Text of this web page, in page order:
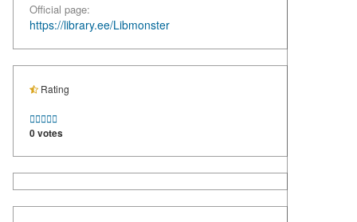
Official page:
https://library.ee/Libmonster
Rating

0 votes